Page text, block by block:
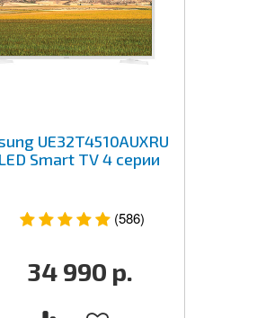
UE32T4510AUXRU
Smart TV 4 серии
(586)
34 990 р.